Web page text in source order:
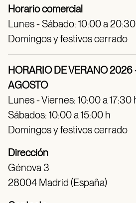
Horario comercial
Lunes - Sábado: 10:00 a
Domingos y festivos cerrado
HORARIO DE VERANO 2026
AGOSTO
Lunes - Viernes: 10:00 a 17:30
Sábados: 10:00 a 15:00 h
Domingos y festivos cerrado
Dirección
Génova 3
28004 Madrid (España)